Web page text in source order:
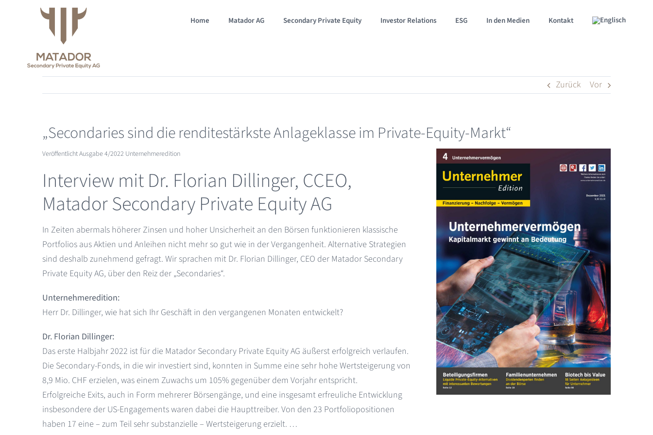
Home Matador AG Secondary Private Equity Investor Relations ESG In den Medien Kontakt
Zurück Vor
„Secondaries sind die renditestärkste Anlageklasse im Private-Equity-Markt“
Veröffentlicht Ausgabe 4/2022 Unternehmeredition
Interview mit Dr. Florian Dillinger, CCEO,
Matador Secondary Private Equity AG
In Zeiten abermals höherer Zinsen und hoher Unsicherheit an den Börsen funktionieren klassische
Portfolios aus Aktien und Anleihen nicht mehr so gut wie in der Vergangenheit. Alternative Strategien
sind deshalb zunehmend gefragt. Wir sprachen mit Dr. Florian Dillinger, CEO der Matador Secondary
Private Equity AG, über den Reiz der „Secondaries“.
Unternehmeredition:
Herr Dr. Dillinger, wie hat sich Ihr Geschäft in den vergangenen Monaten entwickelt?
Dr. Florian Dillinger:
Das erste Halbjahr 2022 ist für die Matador Secondary Private Equity AG äußerst erfolgreich verlaufen.
Die Secondary-Fonds, in die wir investiert sind, konnten in Summe eine sehr hohe Wertsteigerung von
8,9 Mio. CHF erzielen, was einem Zuwachs um 105% gegenüber dem Vorjahr entspricht.
Erfolgreiche Exits, auch in Form mehrerer Börsengänge, und eine insgesamt erfreuliche Entwicklung
insbesondere der US-Engagements waren dabei die Haupttreiber. Von den 23 Portfoliopositionen
haben 17 eine – zum Teil sehr substanzielle – Wertsteigerung erzielt. …